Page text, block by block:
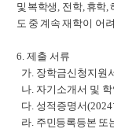
및 복학생, 전학, 휴학,
도 중 계속 재 학이 어
6. 제출 서류
가. 장학금신청지원
나. 자기소개서 및
다. 성적증명서(2024
라. 주민등록등본 또